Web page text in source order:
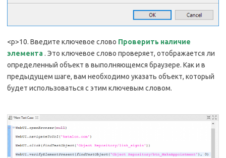
<р>10. Введите ключевое слово Проверить наличие
элемента. Это ключевое слово проверяет, отображается ли
определенный объект в выполняющемся браузере. Как и в
предыдущем шаге, вам необходимо указать объект, который
будет использоваться с этим ключевым словом.